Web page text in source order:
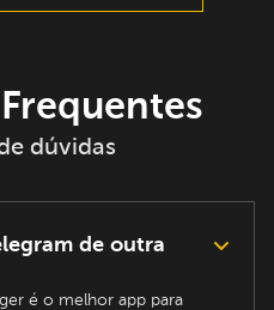
dúvidas
de outra
é o melhor app para